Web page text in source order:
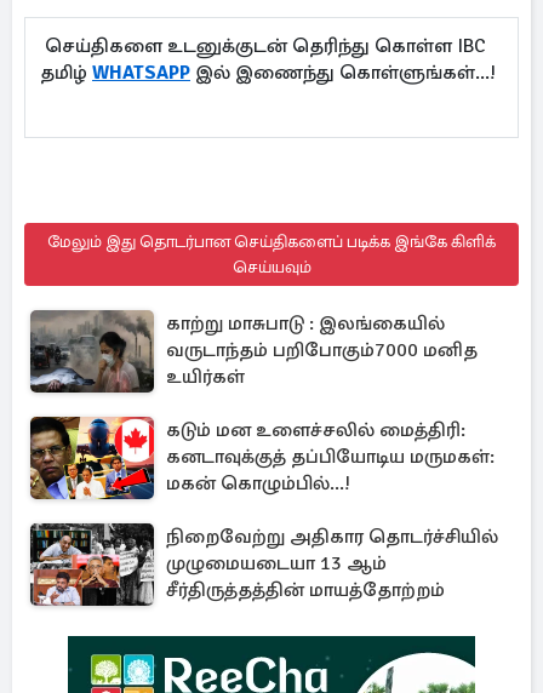
செய்திகளை உடனுக்குடன் தெரிந்து கொள்ள IBC
தமிழ் WHATSAPP இல் இணைந்து கொள்ளுங்கள்...!
மேலும் இது தொடர்பான செய்திகளைப் படிக்க இங்கே கிளிக்
செய்யவும்
காற்று மாசுபாடு : இலங்கையில்
வருடாந்தம் பறிபோகும்7000 மனித
உயிர்கள்
கடும் மன உளைச்சலில் மைத்திரி:
கனடாவுக்குத் தப்பியோடிய மருமகள்:
மகன் கொழும்பில்...!
நிறைவேற்று அதிகார தொடர்ச்சியில்
முழுமையடையா 13 ஆம்
சீர்திருத்தத்தின் மாயத்தோற்றம்